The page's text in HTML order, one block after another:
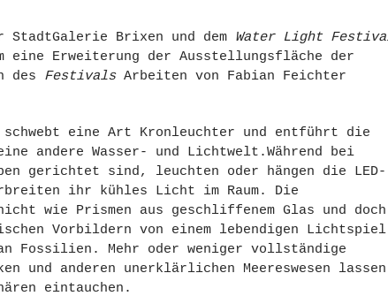
Brixen und dem Water Light
eine Erweiterung der Ausstellungsfläche der
des FestivalsArbeiten von Fabian Feichter
schwebt eine Art Kronleuchter und entführt die
andere Wasser- und Lichtwelt.Während bei
gerichtet sind, leuchten oder hängen die LED-
ihr kühles Licht im Raum. Die
wie Prismen aus geschliffenem Glas und doch
Vorbildern von einem lebendigen Lichtspiel
Fossilien. Mehr oder weniger vollständige
und anderen unerklärlichen Meereswesen lassen
eintauchen.